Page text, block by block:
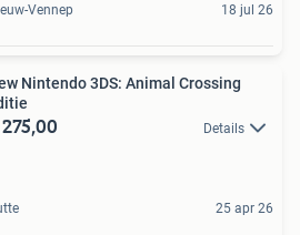
Vennep 18 jul 26
Nintendo 3DS: Animal Crossing
Details
25 apr 26